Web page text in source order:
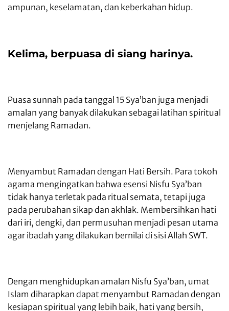
ampunan, keselamatan, dan keberkahan hidup.
Kelima, berpuasa di siang harinya.
Puasa sunnah pada tanggal 15 Sya’ban juga menjadi
amalan yang banyak dilakukan sebagai latihan spiritual
menjelang Ramadan.
Menyambut Ramadan dengan Hati Bersih. Para tokoh
agama mengingatkan bahwa esensi Nisfu Sya’ban
tidak hanya terletak pada ritual semata, tetapi juga
pada perubahan sikap dan akhlak. Membersihkan hati
dari iri, dengki, dan permusuhan menjadi pesan utama
agar ibadah yang dilakukan bernilai di sisi Allah SWT.
Dengan menghidupkan amalan Nisfu Sya’ban, umat
Islam diharapkan dapat menyambut Ramadan dengan
kesiapan spiritual yang lebih baik, hati yang bersih,